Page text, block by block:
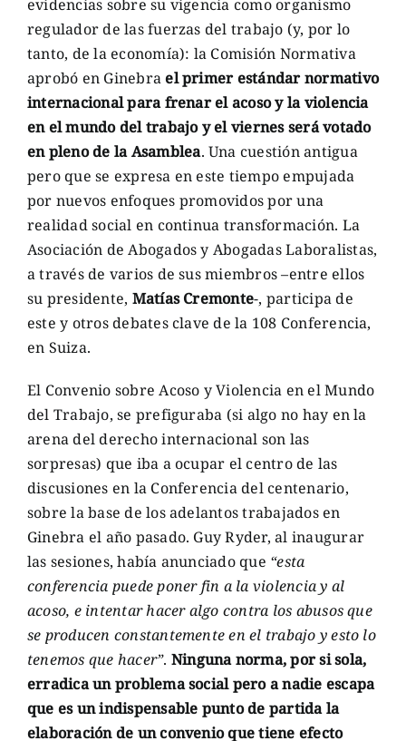
evidencias sobre su vigencia como organismo
regulador de las fuerzas del trabajo (y, por lo
tanto, de la economía): la Comisión Normativa
aprobó en Ginebrael primer estándar normativo
internacional para frenar el acoso y la violencia
en el mundo del trabajo y el viernes será votado
en pleno de la Asamblea. Una cuestión antigua
pero que se expresa en este tiempo empujada
por nuevos enfoques promovidos por una
realidad social en continua transformación. La
Asociación de Abogados y Abogadas Laboralistas,
a través de varios de sus miembros –entre ellos
su presidente, Matías Cremonte-, participa de
este y otros debates clave de la 108 Conferencia,
en Suiza.
El Convenio sobre Acoso y Violencia en el Mundo
del Trabajo, se prefiguraba (si algo no hay en la
arena del derecho internacional son las
sorpresas) que iba a ocupar el centro de las
discusiones en la Conferencia del centenario,
sobre la base de los adelantos trabajados en
Ginebra el año pasado. Guy Ryder, al inaugurar
las sesiones, había anunciado que “esta
conferencia puede poner fin a la violencia y al
acoso, e intentar hacer algo contra los abusos que
se producen constantemente en el trabajo y esto lo
tenemos que hacer”. Ninguna norma, por si sola,
erradica un problema social pero a nadie escapa
que es un indispensable punto de partida la
elaboración de un convenio que tiene efecto